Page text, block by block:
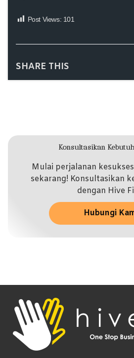
Post Views: 101
SHARE THIS
Konsultasikan
Mulai perjalanan
sekarang! Konsultasikan
dengan Hive
Hubungi